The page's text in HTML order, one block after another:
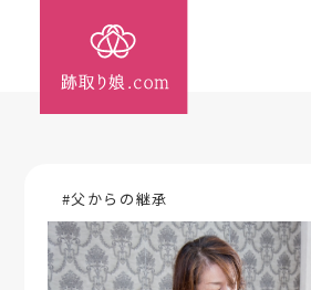
#父からの継承